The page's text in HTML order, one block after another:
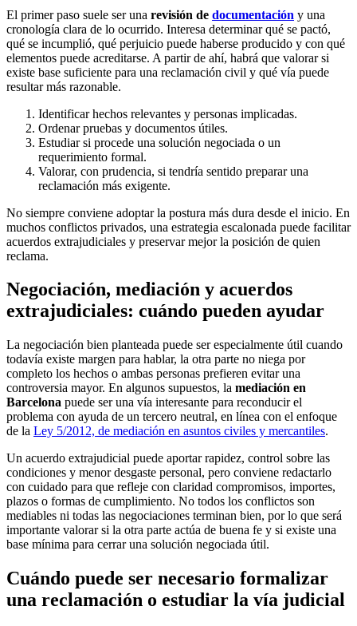
El primer paso suele ser una revisión de documentación y una
cronología clara de lo ocurrido. Interesa determinar qué se pactó,
qué se incumplió, qué perjuicio puede haberse producido y con qué
elementos puede acreditarse. A partir de ahí, habrá que valorar si
existe base suficiente para una reclamación civil y qué vía puede
resultar más razonable.
Identificar hechos relevantes y personas implicadas.
Ordenar pruebas y documentos útiles.
Estudiar si procede una solución negociada o un
requerimiento formal.
Valorar, con prudencia, si tendría sentido preparar una
reclamación más exigente.
No siempre conviene adoptar la postura más dura desde el inicio. En
muchos conflictos privados, una estrategia escalonada puede facilitar
acuerdos extrajudiciales y preservar mejor la posición de quien
reclama.
Negociación, mediación y acuerdos
extrajudiciales: cuándo pueden ayudar
La negociación bien planteada puede ser especialmente útil cuando
todavía existe margen para hablar, la otra parte no niega por
completo los hechos o ambas personas prefieren evitar una
controversia mayor. En algunos supuestos, la mediación en
Barcelona puede ser una vía interesante para reconducir el
problema con ayuda de un tercero neutral, en línea con el enfoque
de la Ley 5/2012, de mediación en asuntos civiles y mercantiles.
Un acuerdo extrajudicial puede aportar rapidez, control sobre las
condiciones y menor desgaste personal, pero conviene redactarlo
con cuidado para que refleje con claridad compromisos, importes,
plazos o formas de cumplimiento. No todos los conflictos son
mediables ni todas las negociaciones terminan bien, por lo que será
importante valorar si la otra parte actúa de buena fe y si existe una
base mínima para cerrar una solución negociada útil.
Cuándo puede ser necesario formalizar
una reclamación o estudiar la vía judicial